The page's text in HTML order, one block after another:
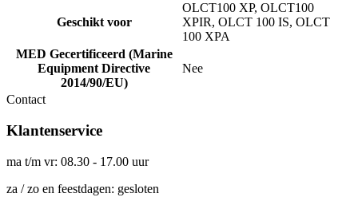
Geschikt voor
OLCT100 XP, OLCT100
XPIR, OLCT 100 IS, OLCT
100 XPA
MED Gecertificeerd (Marine
Equipment Directive
2014/90/EU)
Nee
Contact
Klantenservice
ma t/m vr: 08.30 - 17.00 uur
za / zo en feestdagen: gesloten